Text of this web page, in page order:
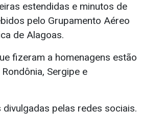
estendidas e minutos de
pelo Grupamento Aéreo
de Alagoas.
fizeram a homenagens estão
Sergipe e
pelas redes sociais.